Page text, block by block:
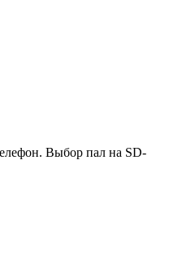
Выбор пал на SD-